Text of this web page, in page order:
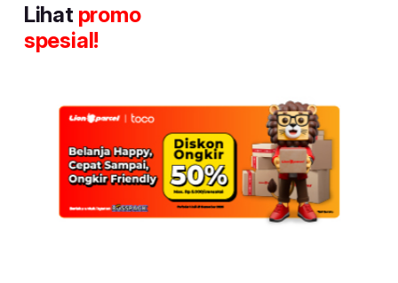
Lihat promo
spesial!